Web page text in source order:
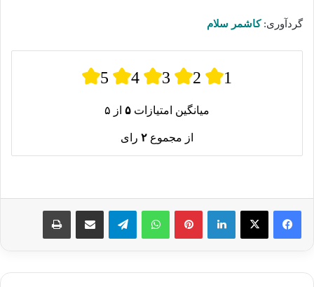
گردآوری:کاشمر سلام
5 4 3 2 1
میانگین امتیازات ۵ از ۵
از مجموع ۲ رای
لینکدین پینترستواتس آپ تلگرام اشتراک گذاری از طریق ایمیل چاپ